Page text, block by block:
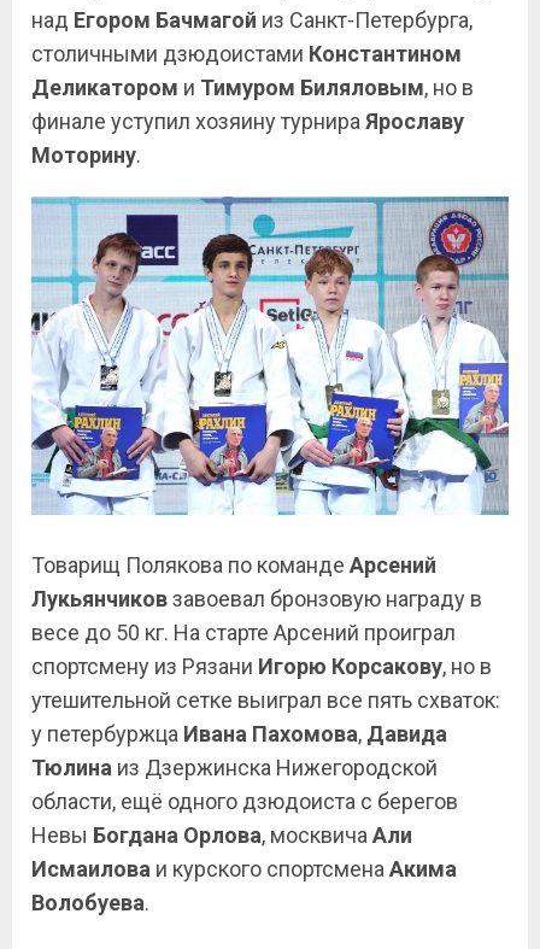
над Егором Бачмагой из Санкт-Петербурга,
столичными дзюдоистами Константином
Деликатором и Тимуром Биляловым, но в
финале уступил хозяину турнира Ярославу
Моторину.
Товарищ Полякова по команде Арсений
Лукьянчиковзавоевал бронзовую награду в
весе до 50 кг. На старте Арсений проиграл
спортсмену из Рязани Игорю Корсакову, но в
утешительной сетке выиграл все пять схваток:
у петербуржца Ивана Пахомова, Давида
Тюлина из Дзержинска Нижегородской
области, ещё одного дзюдоиста с берегов
Невы Богдана Орлова, москвича Али
Исмаилова и курского спортсмена Акима
Волобуева.